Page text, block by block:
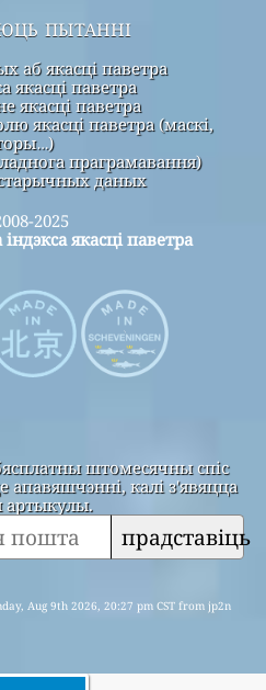
пытанні
аб якасці паветра
якасці паветра
якасці паветра
якасці паветра (маскі,
праграмавання)
даных
2025
якасці паветра
штомесячны спіс
апавяшчэнні, калі з'явяцца
артыкулы.
прадставіць
Aug 9th 2026, 20:27 pm CST from jp2n